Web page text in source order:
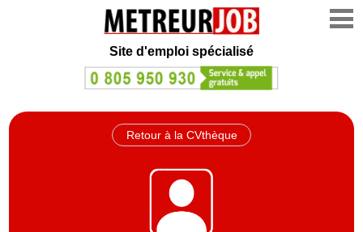
Site d'emploi spécialisé
Retour à la CVthèque